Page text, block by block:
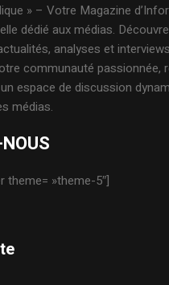
» – Votre Magazine
dédié aux médias.
analyses et
communauté passionnée,
espace de discussion
médias.
theme= »theme-5″]